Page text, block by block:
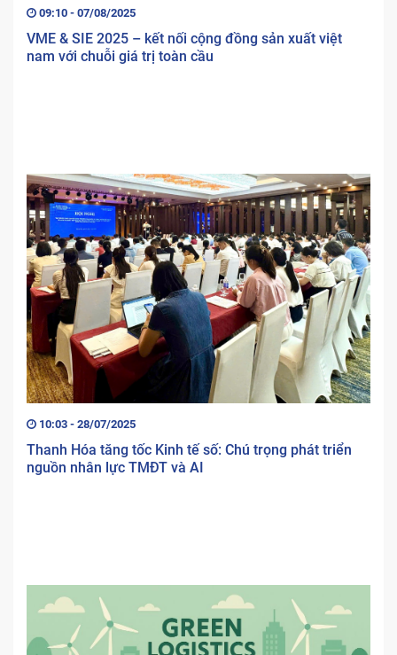
09:10 - 07/08/2025
VME & SIE 2025 – kết nối cộng đồng sản xuất việt
nam với chuỗi giá trị toàn cầu
10:03 - 28/07/2025
Thanh Hóa tăng tốc Kinh tế số: Chú trọng phát triển
nguồn nhân lực TMĐT và AI